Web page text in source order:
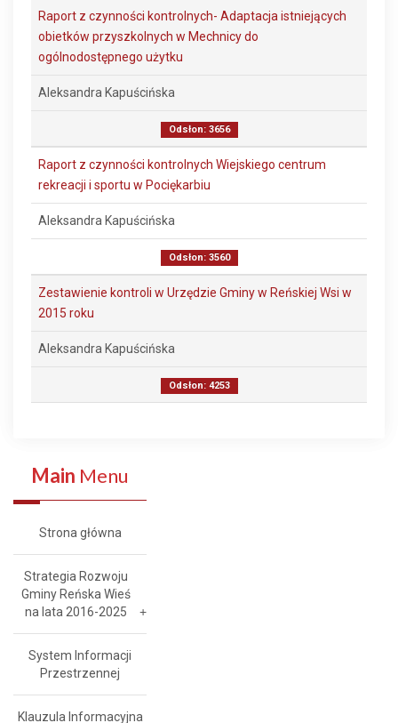
Raport z czynności kontrolnych- Adaptacja istniejących
obietków przyszkolnych w Mechnicy do
ogólnodostępnego użytku
Aleksandra Kapuścińska
Odsłon: 3656
Raport z czynności kontrolnych Wiejskiego centrum
rekreacji i sportu w Pociękarbiu
Aleksandra Kapuścińska
Odsłon: 3560
Zestawienie kontroli w Urzędzie Gminy w Reńskiej Wsi w
2015 roku
Aleksandra Kapuścińska
Odsłon: 4253
Main Menu
Strona główna
Strategia Rozwoju
Gminy Reńska Wieś
na lata 2016-2025
System Informacji
Przestrzennej
Klauzula Informacyjna